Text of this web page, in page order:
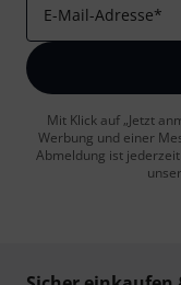
E-Mail-Adresse*
Mit Klick auf „Jetzt
Werbung und einer
Abmeldung ist